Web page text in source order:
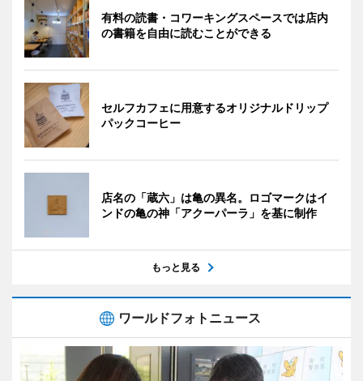
有料の読書・コワーキングスペースでは店内
の書籍を自由に読むことができる
セルフカフェに用意するオリジナルドリップ
パックコーヒー
店名の「蔵六」は亀の異名。ロゴマークはイ
ンドの亀の神「アクーパーラ」を基に制作
もっと見る
ワールドフォトニュース